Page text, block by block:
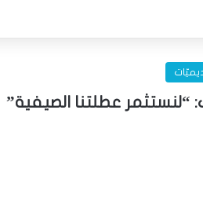
“لنستثمر عطلتنا الصيفية”